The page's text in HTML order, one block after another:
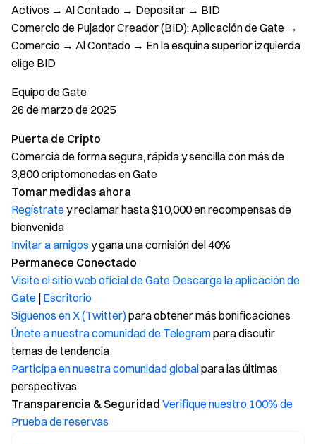
Activos → Al Contado → Depositar → BID
Comercio de Pujador Creador (BID): Aplicación de Gate →
Comercio → Al Contado → En la esquina superior izquierda
elige BID
Equipo de Gate
26 de marzo de 2025
Puerta de Cripto
Comercia de forma segura, rápida y sencilla con más de
3,800 criptomonedas en Gate
Tomar medidas ahora
Regístratey reclamar hasta $10,000 en recompensas de
bienvenida
Invitar a amigos y gana una comisión del 40%
Permanece Conectado
Visite el sitio web oficial de Gate Descarga la aplicación de
Gate | Escritorio
Síguenos en X (Twitter)para obtener más bonificaciones
Únete a nuestra comunidad de Telegrampara discutir
temas de tendencia
Participa en nuestra comunidad globalpara las últimas
perspectivas
Transparencia & Seguridad Verifique nuestro 100% de
Prueba de reservas